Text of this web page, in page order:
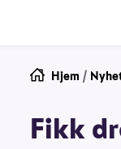
Hjem /
Fikk